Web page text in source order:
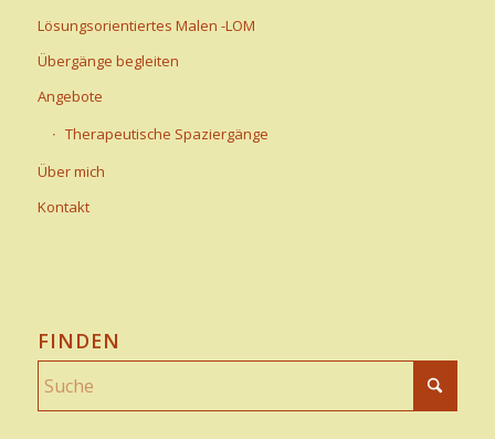
Lösungsorientiertes Malen -LOM
Übergänge begleiten
Angebote
Therapeutische Spaziergänge
Über mich
Kontakt
FINDEN